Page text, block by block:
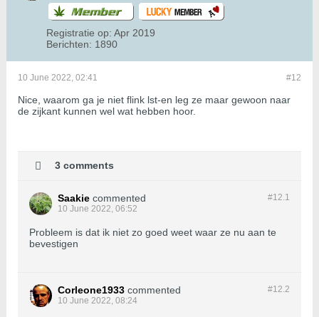
Registratie op: Apr 2019
Berichten: 1890
#12
10 June 2022, 02:41
Nice, waarom ga je niet flink lst-en leg ze maar gewoon naar
de zijkant kunnen wel wat hebben hoor.
3 comments
#12.1
Saakie commented
10 June 2022, 06:52
Probleem is dat ik niet zo goed weet waar ze nu aan te
bevestigen
#12.2
Corleone1933 commented
10 June 2022, 08:24